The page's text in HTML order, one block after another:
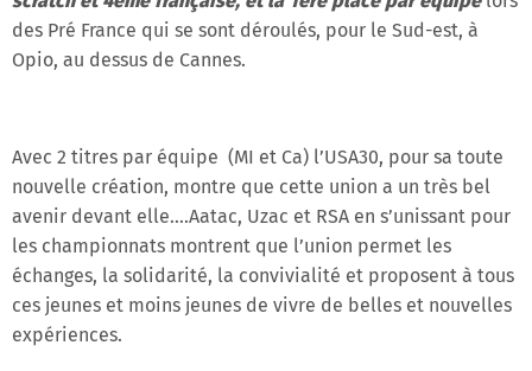
des Pré France qui se sont déroulés, pour le Sud-est, à
Opio, au dessus de Cannes.
Avec 2 titres par équipe (MI et Ca) l’USA30, pour sa toute
nouvelle création, montre que cette union a un très bel
avenir devant elle….Aatac, Uzac et RSA en s’unissant pour
les championnats montrent que l’union permet les
échanges, la solidarité, la convivialité et proposent à tous
ces jeunes et moins jeunes de vivre de belles et nouvelles
expériences.